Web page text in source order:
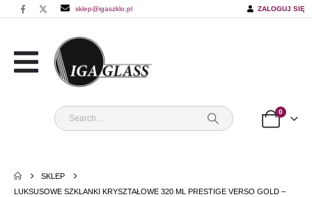
sklep@igaszklo.pl ZALOGUJ SIĘ
0
SKLEP
LUKSUSOWE SZKLANKI KRYSZTAŁOWE 320 ML PRESTIGE VERSO GOLD –